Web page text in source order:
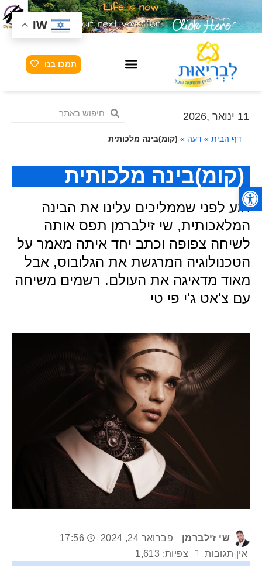
פתח סרגל נגישות
תמכו בנו
11 ינואר ,2026
דף הבית » דעה » (קומ)בינה מלכותית
(קומ)בינה מלכותית
רגע לפני שממליכים עלינו את הבינה
המלאכותית, שי זילברמן תפס אותה
לשיחה צפופה וכתב יחד איתה מאמר על
הטכנולוגיה המרגשת את הגלובוס, אבל
מאוד מדאיגה את העולם. רשמים משיחה
עם צ'אט ג'י פי טי
שי זילברמן פברואר 24, 2024
17:56
אין תגובות
צפיות: 1,613
IW